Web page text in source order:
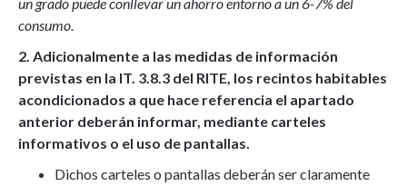
consumo.
2. Adicionalmente a las medidas de información
previstas en la IT. 3.8.3 del RITE, los recintos habitables
acondicionados a que hace referencia el apartado
anterior deberán informar, mediante carteles
informativos o el uso de pantallas.
Dichos carteles o pantallas deberán ser claramente